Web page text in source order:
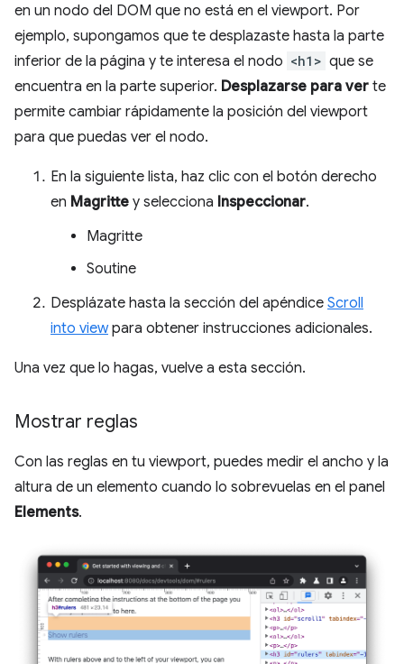
en un nodo del DOM que no está en el viewport. Por
ejemplo, supongamos que te desplazaste hasta la parte
inferior de la página y te interesa el nodo <h1> que se
encuentra en la parte superior. Desplazarse para ver te
permite cambiar rápidamente la posición del viewport
para que puedas ver el nodo.
En la siguiente lista, haz clic con el botón derecho
en Magritte y selecciona Inspeccionar.
Magritte
Soutine
Desplázate hasta la sección del apéndice Scroll
into viewpara obtener instrucciones adicionales.
Una vez que lo hagas, vuelve a esta sección.
Mostrar reglas
Con las reglas en tu viewport, puedes medir el ancho y la
altura de un elemento cuando lo sobrevuelas en el panel
Elements.